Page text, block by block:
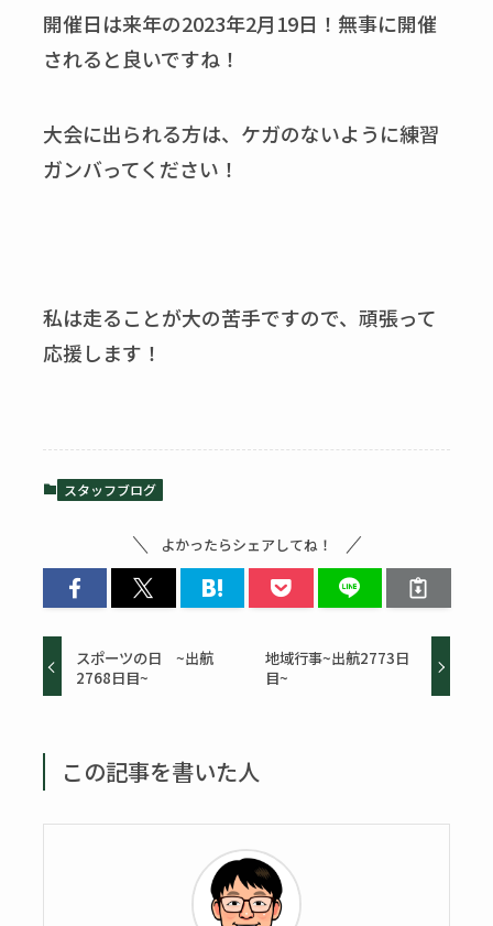
開催日は来年の2023年2月19日！無事に開催
されると良いですね！
大会に出られる方は、ケガのないように練習
ガンバってください！
私は走ることが大の苦手ですので、頑張って
応援します！
スタッフブログ
よかったらシェアしてね！
スポーツの日 ~出航
2768日目~
地域行事~出航2773日
目~
この記事を書いた人